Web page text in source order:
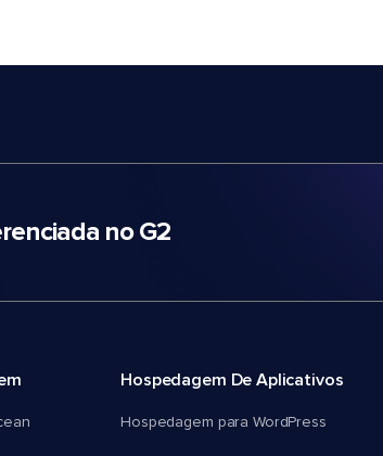
no G2
Hospedagem De Aplicativos
Hospedagem para WordPress